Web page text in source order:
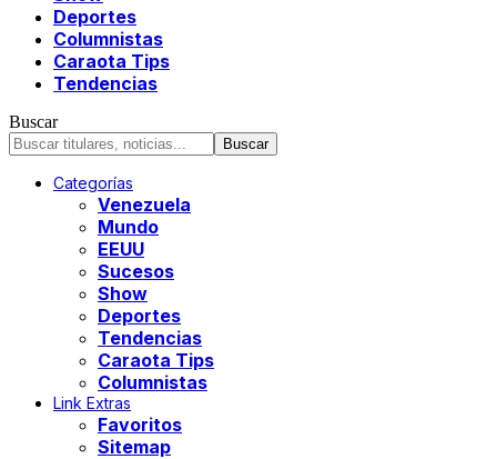
Deportes
Columnistas
Caraota Tips
Tendencias
Buscar
Categorías
Venezuela
Mundo
EEUU
Sucesos
Show
Deportes
Tendencias
Caraota Tips
Columnistas
Link Extras
Favoritos
Sitemap